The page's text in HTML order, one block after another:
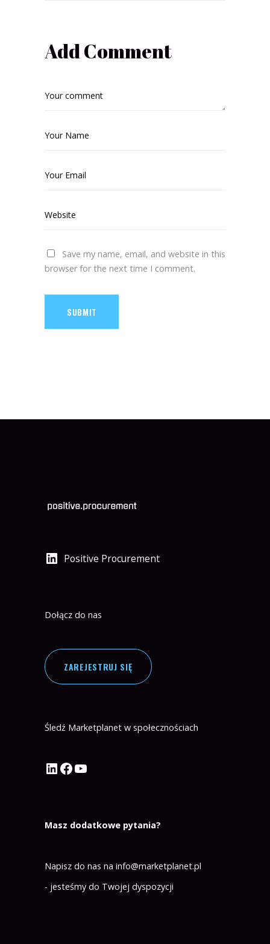
Add Comment
Save my name, email, and website in this
browser for the next time I comment.
SUBMIT
Positive Procurement
Dołącz do nas
ZAREJESTRUJ SIĘ
Śledź Marketplanet w społecznościach
Profil Marketplanet na LinkedIn
Profil Marketplanet na Facebook
Kanał Marketplanet na YouTube
Masz dodatkowe pytania?
Napisz do nas na info@marketplanet.pl
- jesteśmy do Twojej dyspozycji